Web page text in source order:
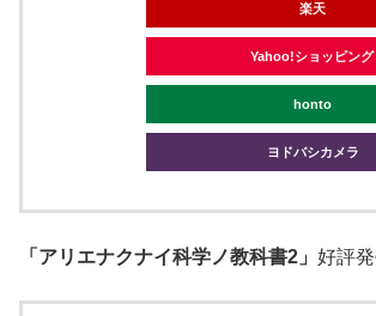
楽天
Yahoo!ショッピング
honto
ヨドバシカメラ
「アリエナクナイ科学ノ教科書2」 好評発